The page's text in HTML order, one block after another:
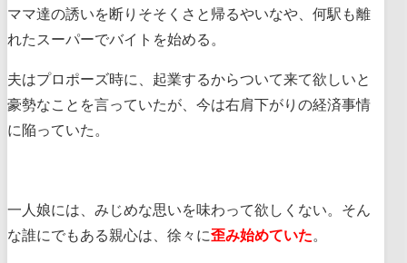
ママ達の誘いを断りそそくさと帰るやいなや、何駅も離
れたスーパーでバイトを始める。
夫はプロポーズ時に、起業するからついて来て欲しいと
豪勢なことを言っていたが、今は右肩下がりの経済事情
に陥っていた。
一人娘には、みじめな思いを味わって欲しくない。そん
な誰にでもある親心は、徐々に歪み始めていた。